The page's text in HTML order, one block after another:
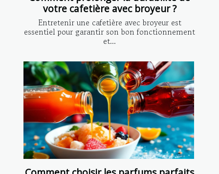
votre cafetière avec broyeur ?
Entretenir une cafetière avec broyeur est
essentiel pour garantir son bon fonctionnement
et...